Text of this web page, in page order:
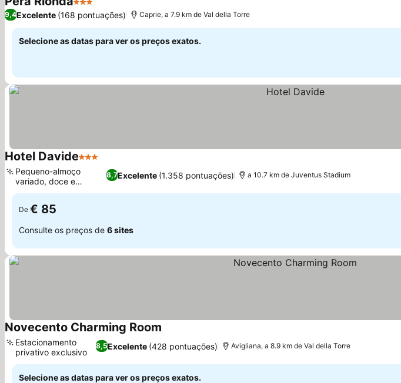
3 EstrelasVer preços
9,4Excelente (168 pontuações) Caprie, a 7.9 km de Val della Torre
Selecione as datas para ver os preços exatos.
Hotel Davide3 Estrelas
8,7Excelente (1.358 pontuações)
Pequeno-almoço
variado, doce e
salgado
a 10.7 km de Juventus Stadium
De € 85
Consulte os preços de 6 sites
Novecento Charming Room
8,5Excelente (428 pontuações)
Estacionamento
privativo exclusivo
Avigliana, a 8.9 km de Val della Torre
Selecione as datas para ver os preços exatos.